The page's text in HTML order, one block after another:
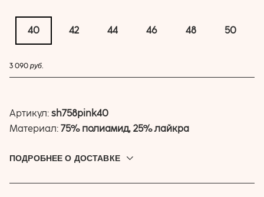
40 42 44 46 48 50
3 090 руб.
Артикул: sh758pink40
Материал: 75% полиамид, 25% лайкра
ПОДРОБНЕЕ О ДОСТАВКЕ
Доставляем по всей России. Привезём до дверей, в